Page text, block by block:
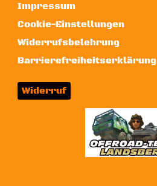
Impressum
Cookie-Einstellungen
Widerrufsbelehrung
Barrierefreiheitserklärung
Widerruf